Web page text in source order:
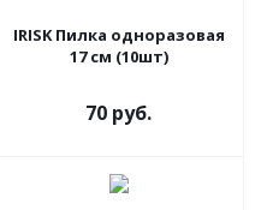
IRISK Пилка одноразовая
17 см (10шт)
70 руб.